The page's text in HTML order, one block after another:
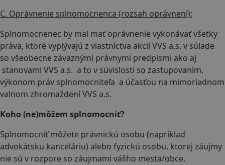
C. Oprávnenie splnomocnenca (rozsah oprávnení):
Splnomocnenec by mal mať oprávnenie vykonávať všetky
práva, ktoré vyplývajú z vlastníctva akcií VVS a.s. v súlade
so všeobecne záväznými právnymi predpismi ako aj
stanovami VVS a.s. a to v súvislosti so zastupovaním,
výkonom práv splnomocniteľa a účasťou na mimoriadnom
valnom zhromaždení VVS a.s.
Koho (ne)môžem splnomocniť?
Splnomocniť môžete právnickú osobu (napríklad
advokátsku kanceláriu) alebo fyzickú osobu, ktorej záujmy
nie sú v rozpore so záujmami vášho mesta/obce.